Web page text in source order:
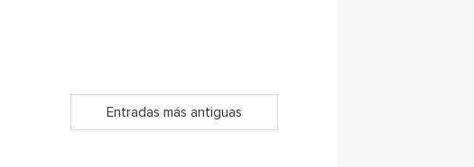
Entradas más antiguas